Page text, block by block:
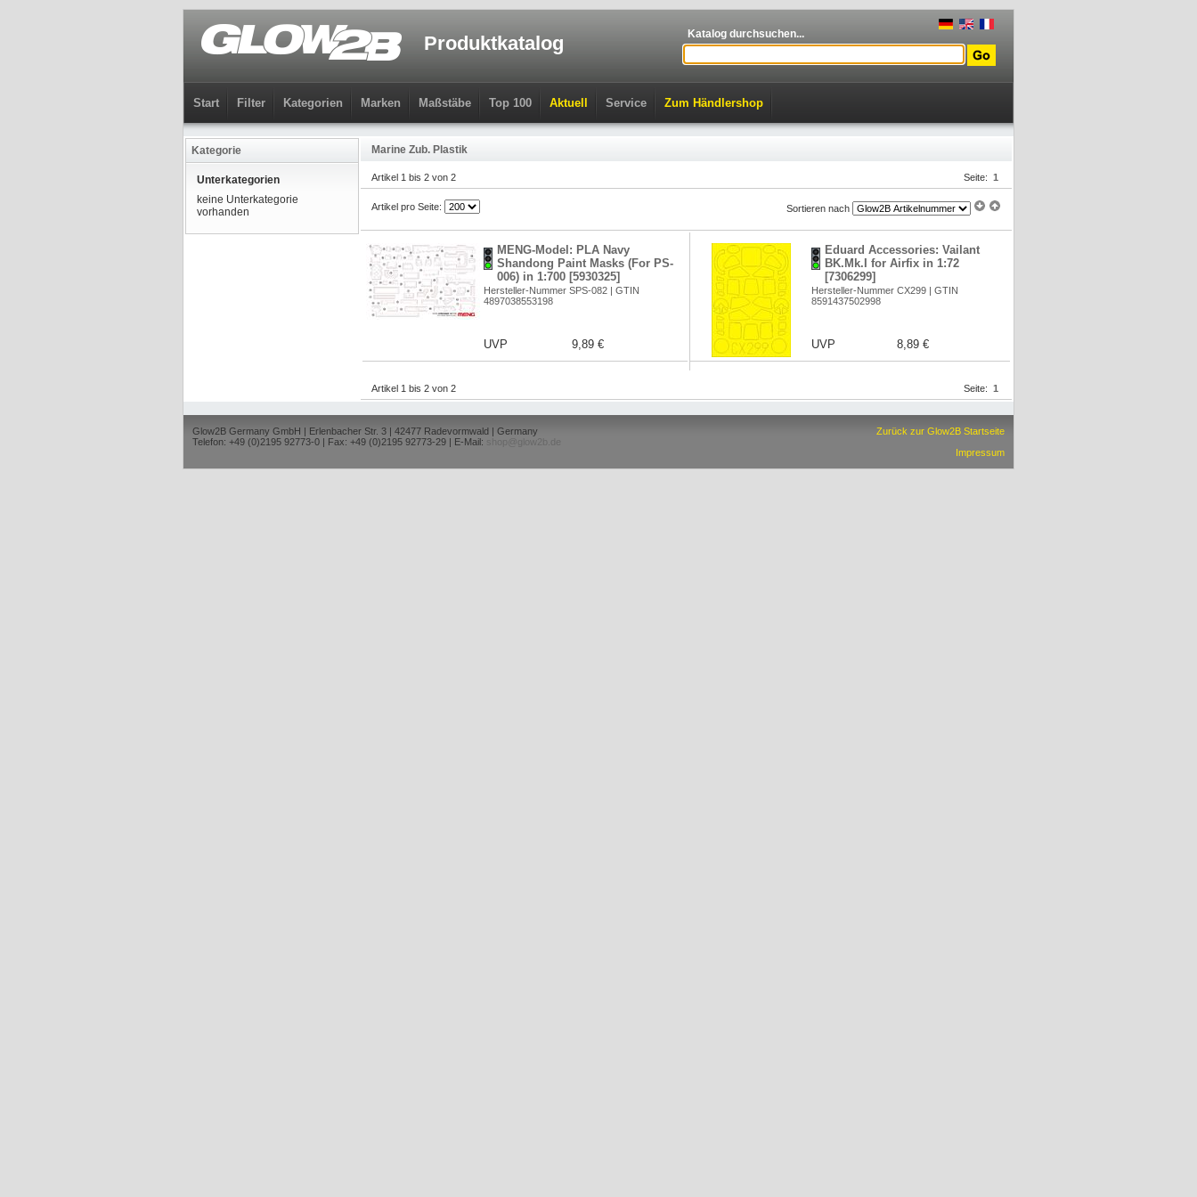
Produktkatalog Katalog durchsuchen...
Start Filter Kategorien Marken Maßstäbe Top 100 Aktuell Service Zum Händlershop
Kategorie
Unterkategorien
keine Unterkategorie
vorhanden
Marine Zub. Plastik
Seite: 1
Artikel 1 bis 2 von 2
Sortieren nach
Artikel pro Seite:
MENG-Model: PLA Navy
Shandong Paint Masks (For PS-
006) in 1:700 [5930325]
Hersteller-Nummer SPS-082 | GTIN
4897038553198
UVP 9,89 €
Eduard Accessories: Vailant
BK.Mk.I for Airfix in 1:72
[7306299]
Hersteller-Nummer CX299 | GTIN
8591437502998
UVP 8,89 €
Seite: 1
Artikel 1 bis 2 von 2
Glow2B Germany GmbH | Erlenbacher Str. 3 | 42477 Radevormwald | Germany
Telefon: +49 (0)2195 92773-0 | Fax: +49 (0)2195 92773-29 | E-Mail:
shop@glow2b.de
Zurück zur Glow2B Startseite
Impressum